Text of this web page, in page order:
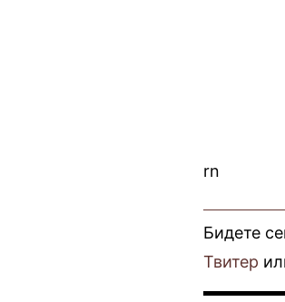
rn
Бидете
Твитер